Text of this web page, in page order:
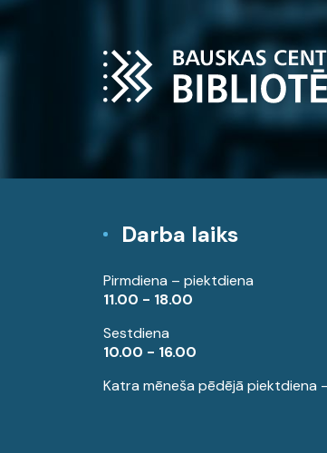
Darba laiks
Pirmdiena – piektdiena
11.00 - 18.00
Sestdiena
10.00 - 16.00
Katra mēneša pēdējā piektdiena